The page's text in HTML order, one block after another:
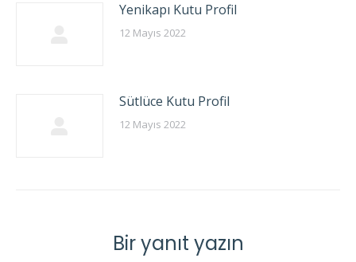
Yenikapı Kutu Profil
12 Mayıs 2022
Sütlüce Kutu Profil
12 Mayıs 2022
Bir yanıt yazın